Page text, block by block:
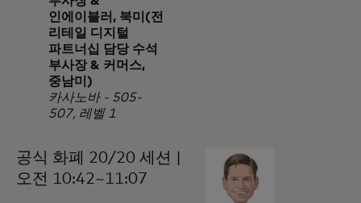
인에이블러, 북미(전
리테일 디지털
파트너십 담당 수석
부사장 & 커머스,
중남미)
카사노바 - 505-
507, 레벨 1
공식 화폐 20/20 세션 |
오전 10:42~11:07